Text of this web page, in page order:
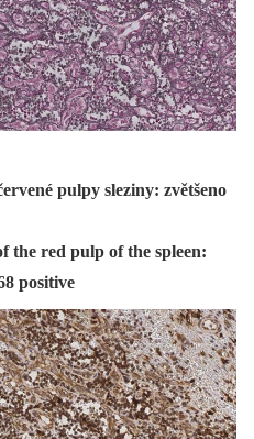
pulpy sleziny: zvětšeno
the red pulp of the spleen:
positive